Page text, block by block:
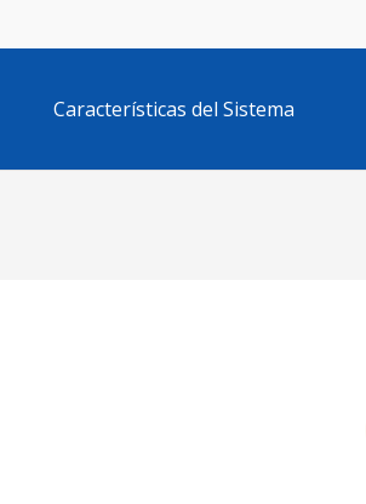
Características del Sistema